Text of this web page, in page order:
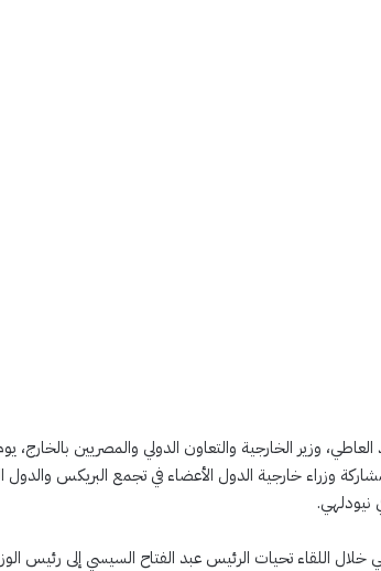
وزراء خارجية الدول الأعضاء في تجمع البريكس
نيودلهي.
خلال اللقاء تحيات الرئيس عبد الفتاح السيسي إلى رئيس